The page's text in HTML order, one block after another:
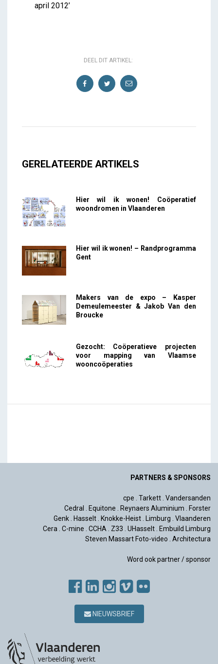
april 2012’
DEEL DIT ARTIKEL:
GERELATEERDE ARTIKELS
Hier wil ik wonen! Coöperatief
woondromen in Vlaanderen
Hier wil ik wonen! – Randprogramma
Gent
Makers van de expo – Kasper
Demeulemeester & Jakob Van den
Broucke
Gezocht: Coöperatieve projecten
voor mapping van Vlaamse
wooncoöperaties
PARTNERS & SPONSORS
cpe . Tarkett. Vandersanden
Cedral . Equitone . Reynaers Aluminium . Forster
Genk. Hasselt. Knokke-Heist. Limburg . Vlaanderen
Cera. C-mine . CCHA. Z33 . UHasselt. Embuild Limburg
Steven Massart Foto-video . Architectura
Word ook partner / sponsor
NIEUWSBRIEF